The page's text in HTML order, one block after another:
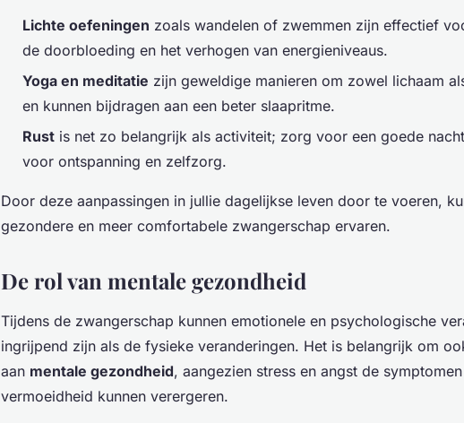
Lichte oefeningen zoals wandelen of zwemmen zijn effectief
de doorbloeding en het verhogen van energieniveaus.
Yoga en meditatie zijn geweldige manieren om zowel lichaam
en kunnen bijdragen aan een beter slaapritme.
Rust is net zo belangrijk als activiteit; zorg voor een goede
voor ontspanning en zelfzorg.
Door deze aanpassingen in jullie dagelijkse leven door te voeren,
gezondere en meer comfortabele zwangerschap ervaren.
De rol van mentale gezondheid
Tijdens de zwangerschap kunnen emotionele en psychologische
ingrijpend zijn als de fysieke veranderingen. Het is belangrijk om
aan mentale gezondheid, aangezien stress en angst de
vermoeidheid kunnen verergeren.